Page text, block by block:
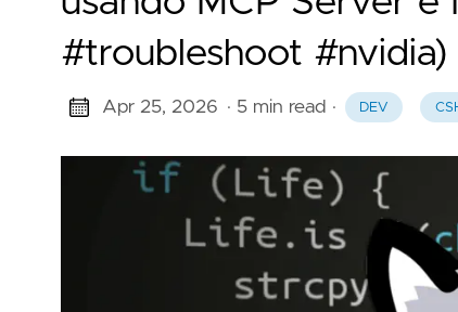
#troubleshoot #nvidia)
Apr 25, 2026 · 5 min read · DEV